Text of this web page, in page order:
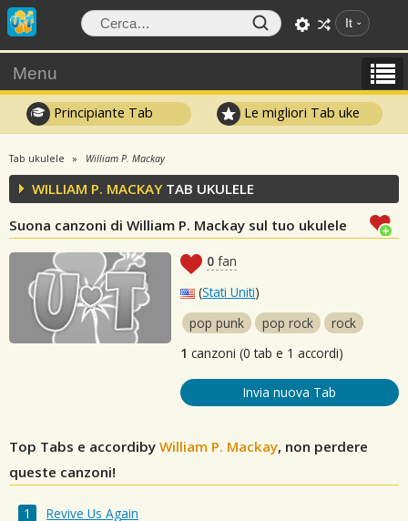
It
Menu
Principiante Tab Le migliori Tab uke
Tab ukulele William P. Mackay
WILLIAM P. MACKAYTAB UKULELE
Suona canzoni di William P. Mackay sul tuo ukulele
0 fan
(Stati Uniti)
pop punk
pop rock
rock
1 canzoni (0 tab e 1 accordi)
Invia nuova Tab
Top Tabs e accordiby William P. Mackay, non perdere
queste canzoni!
Revive Us Again